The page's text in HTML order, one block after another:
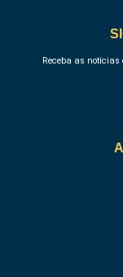
Receba as notícias